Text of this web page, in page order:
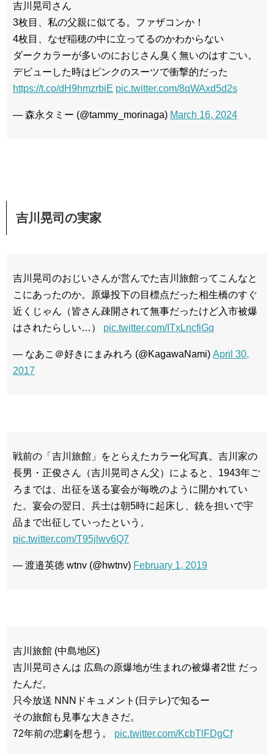
吉川晃司さん
3枚目、私の父親に似てる。ファザコンか！
4枚目、なぜ稲穂の中に立ってるのかわからない
ダークカラーが多いのにおじさん臭く無いのはすごい。
デビューした時はピンクのスーツで衝撃的だった
https://t.co/dH9hmzrbiE pic.twitter.com/8qWAxd5d2s
— 森永タミー (@tammy_morinaga) March 16, 2024
吉川晃司の実家
吉川晃司のおじいさんが営んでた吉川旅館ってこんなと
こにあったのか。原爆投下の目標点だった相生橋のすぐ
近くじゃん（皆さん疎開されて無事だったけど入市被爆
はされたらしい…） pic.twitter.com/ITxLncfiGq
— なあこ＠好きにまみれろ (@KagawaNami) April 30,
2017
戦前の「吉川旅館」をとらえたカラー化写真。吉川家の
長男・正俊さん（吉川晃司さん父）によると、1943年ご
ろまでは、出征を送る宴会が毎晩のように開かれてい
た。宴会の翌日、兵士は朝5時に起床し、銃を担いで宇
品まで出征していったという。
pic.twitter.com/T95jlwv6Q7
— 渡邉英徳 wtnv (@hwtnv) February 1, 2019
吉川旅館 (中島地区)
吉川晃司さんは 広島の原爆地が生まれの被爆者2世 だっ
たんだ。
只今放送 NNNドキュメント(日テレ)で知るー
その旅館も見事な大きさだ。
72年前の悲劇を想う。 pic.twitter.com/KcbTlFDgCf